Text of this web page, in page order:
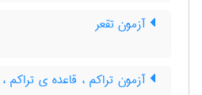
آزمون تقعر
آزمون تراکم ، قاعده ی تراکم